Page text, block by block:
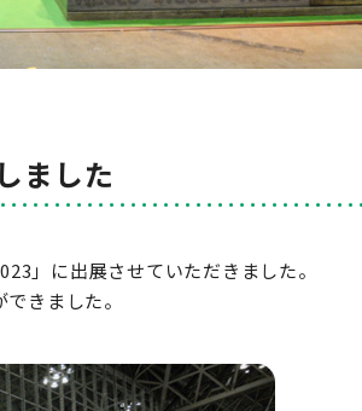
ました
」に出展させていただきました。
きました。